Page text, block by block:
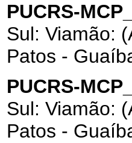
PUCRS-
Sul: Viamão:
Patos -
PUCRS-
Sul: Viamão:
Patos -